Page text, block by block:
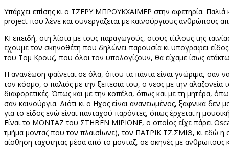
Υπάρχει επίσης κι ο ΤΖΕΡΥ ΜΠΡΟΥΚΧΑΙΜΕΡ στην αφετηρία.
project που λένε και συνεργάζεται με καινούργιους ανθρώπους
ΚΙ επειδή, στη λίστα με τους παραγωγούς, στους τίτλους της
εχουμε τον σκηνοθέτη που δηλώνει παρουσία κι υπογραφει
του Τομ Κρουζ, που όλοι τον υπολογίζουν, θα είχαμε ίσως
Η ανανέωση φαίνεται σε όλα, όπου τα πάντα είναι γνώριμα, σαν
τον κόσμο, ο παλιός με την ξεπεσιά του, ο νεος με την αλαζονεία
διαφορετικές. Όπως και με την κοπέλα, όπως και με τη μητέρα,
σαν καινούργια. Διότι κι ο Ηχος είναι ανανεωμένος, ξαφνικά δεν
για το είδος ενώ είναι πανταχού παρόντες, όπως έρχεται η
Είναι το ΜΟΝΤΑΖ του ΣΤΗΒΕΝ ΜΙΡΙΟΝΕ, ο οποίος είχε πάρει
τμήμα μονταζ που τον πλαισίωνε), τον ΠΑΤΡΙΚ ΤΖ.ΣΜΙΘ, κι εδώ η
αίσθηση ταχυτητας μέσα από το μοντάζ, σε σκηνές με ανθρωπους